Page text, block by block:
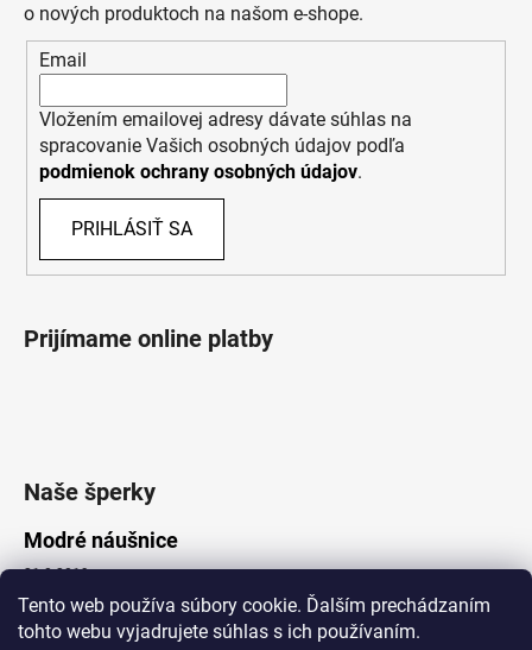
Tento web používa súbory cookie. Ďalším prechádzaním
tohto webu vyjadrujete súhlas s ich používaním.
o nových produktoch na našom e-shope.
Email
Vložením emailovej adresy dávate súhlas na
spracovanie Vašich osobných údajov podľa
podmienok ochrany osobných údajov.
PRIHLÁSIŤ SA
Prijímame online platby
Naše šperky
Modré náušnice
21.8.2019